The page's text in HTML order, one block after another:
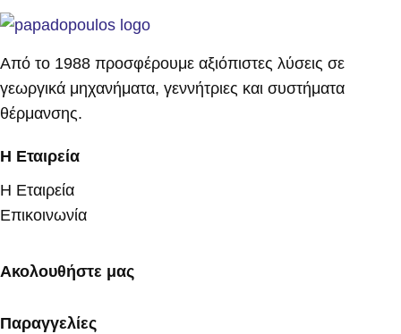
Από το 1988 προσφέρουμε αξιόπιστες λύσεις σε
γεωργικά μηχανήματα, γεννήτριες και συστήματα
θέρμανσης.
Η Εταιρεία
Η Εταιρεία
Επικοινωνία
Ακολουθήστε μας
Παραγγελίες